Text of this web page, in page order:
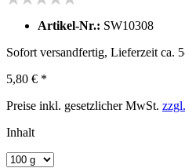
Artikel-Nr.: SW10308
Sofort versandfertig, Lieferzeit ca.
5,80 € *
Preise inkl. gesetzlicher MwSt.
Inhalt